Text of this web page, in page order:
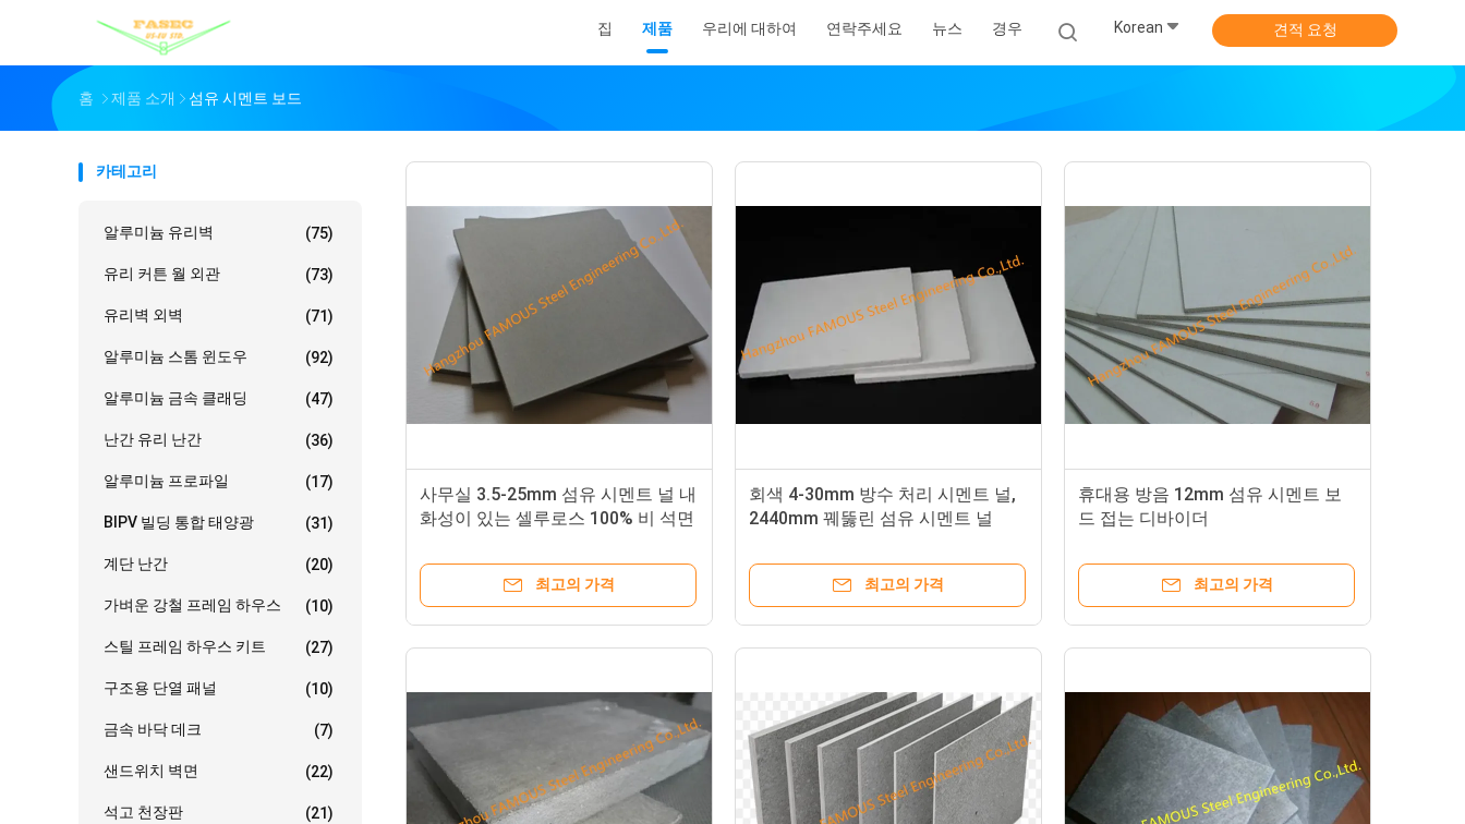
집 제품 우리에 대하여 연락주세요 뉴스 경우 Korean 견적 요청
홈 제품 소개 섬유 시멘트 보드
카테고리
알루미늄 유리벽 (75)
유리 커튼 월 외관 (73)
유리벽 외벽 (71)
알루미늄 스톰 윈도우 (92)
알루미늄 금속 클래딩 (47)
난간 유리 난간 (36)
알루미늄 프로파일 (17)
BIPV 빌딩 통합 태양광 (31)
계단 난간 (20)
가벼운 강철 프레임 하우스 (10)
스틸 프레임 하우스 키트 (27)
구조용 단열 패널 (10)
금속 바닥 데크 (7)
샌드위치 벽면 (22)
석고 천장판 (21)
사무실 3.5-25mm 섬유 시멘트 널 내
화성이 있는 셀루로스 100% 비 석면
최고의 가격
회색 4-30mm 방수 처리 시멘트 널,
2440mm 꿰뚫린 섬유 시멘트 널
최고의 가격
휴대용 방음 12mm 섬유 시멘트 보
드 접는 디바이더
최고의 가격